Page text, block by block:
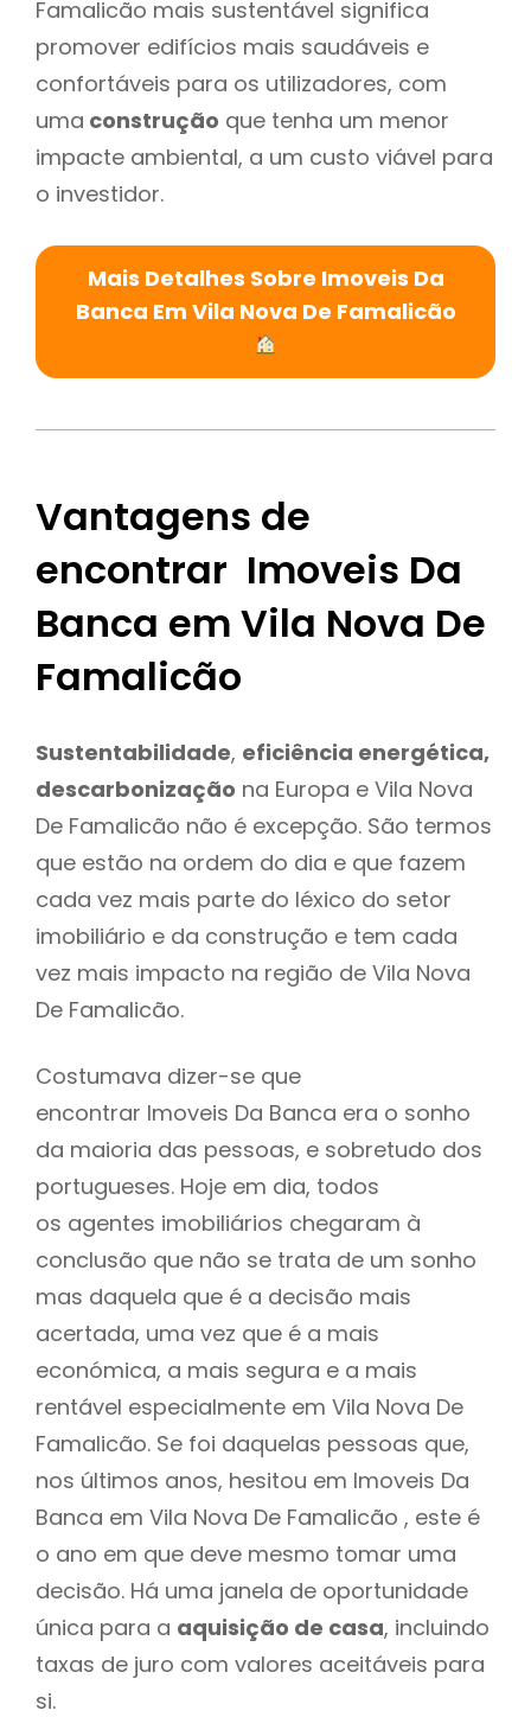
Famalicão mais sustentável significa
promover edifícios mais saudáveis e
confortáveis para os utilizadores, com
uma construção que tenha um menor
impacte ambiental, a um custo viável para
o investidor.
Mais Detalhes Sobre Imoveis Da
Banca Em Vila Nova De Famalicão
Vantagens de
encontrar Imoveis Da
Banca em Vila Nova De
Famalicão
Sustentabilidade, eficiência energética,
descarbonização na Europa e Vila Nova
De Famalicão não é excepção. São termos
que estão na ordem do dia e que fazem
cada vez mais parte do léxico do setor
imobiliário e da construção e tem cada
vez mais impacto na região de Vila Nova
De Famalicão.
Costumava dizer-se que
encontrar Imoveis Da Banca era o sonho
da maioria das pessoas, e sobretudo dos
portugueses. Hoje em dia, todos
os agentes imobiliários chegaram à
conclusão que não se trata de um sonho
mas daquela que é a decisão mais
acertada, uma vez que é a mais
económica, a mais segura e a mais
rentável especialmente em Vila Nova De
Famalicão. Se foi daquelas pessoas que,
nos últimos anos, hesitou em Imoveis Da
Banca em Vila Nova De Famalicão , este é
o ano em que deve mesmo tomar uma
decisão. Há uma janela de oportunidade
única para a aquisição de casa, incluindo
taxas de juro com valores aceitáveis para
si.